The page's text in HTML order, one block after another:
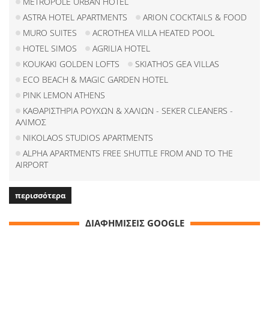
ASTRA HOTEL APARTMENTS
ARION COCKTAILS & FOOD
MURO SUITES
ACROTHEA VILLA HEATED POOL
HOTEL SIMOS
AGRILIA HOTEL
KOUKAKI GOLDEN LOFTS
SKIATHOS GEA VILLAS
ECO BEACH & MAGIC GARDEN HOTEL
PINK LEMON ATHENS
ΚΑΘΑΡΙΣΤΗΡΙΑ ΡΟΥΧΩΝ & ΧΑΛΙΩΝ - SEKER CLEANERS -
ΑΛΙΜΟΣ
NIKOLAOS STUDIOS APARTMENTS
ALPHA APARTMENTS FREE SHUTTLE FROM AND TO THE
AIRPORT
περισσότερα
ΔΙΑΦΗΜΙΣΕΙΣ GOOGLE